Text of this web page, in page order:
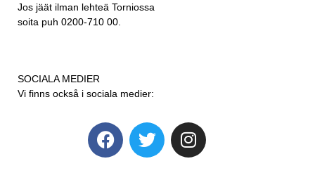
Jos jäät ilman lehteä Torniossa
soita puh 0200-710 00.
SOCIALA MEDIER
Vi finns också i sociala medier: